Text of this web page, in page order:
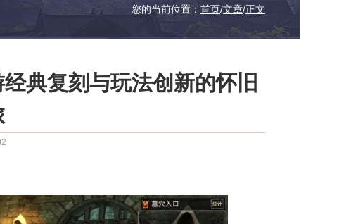
您的当前位置： 首页/文章/正文
典复刻与玩法创新的怀旧